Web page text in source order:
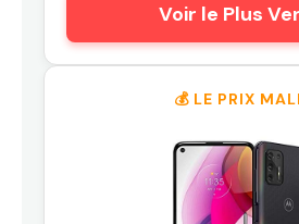
Voir le Plus
💰 LE PRIX